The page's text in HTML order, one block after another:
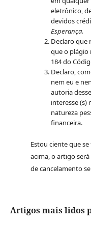
eletrônico,
devidos
Esperança.
Declaro que
que o plágio
184 do
Declaro,
nem eu e
autoria
interesse (s)
natureza
financeira.
Estou ciente que
acima, o artigo
de cancelamento
Artigos mais lidos